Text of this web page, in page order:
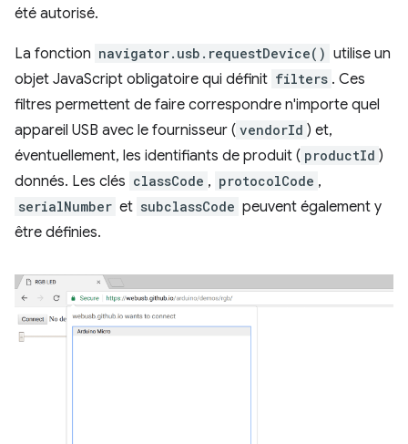
été autorisé.
La fonction navigator.usb.requestDevice() utilise un
objet JavaScript obligatoire qui définit filters . Ces
filtres permettent de faire correspondre n'importe quel
appareil USB avec le fournisseur ( vendorId ) et,
éventuellement, les identifiants de produit ( productId )
donnés. Les clés classCode , protocolCode ,
serialNumber et subclassCode peuvent également y
être définies.